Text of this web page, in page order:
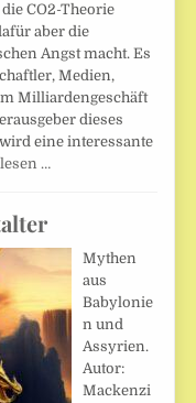
CO2-Theorie
aber die
Angst macht. Es
Medien,
Milliardengeschäft
dieses
eine interessante
…
Mythen
aus
Babylonie
n und
Assyrien.
Autor:
Mackenzi